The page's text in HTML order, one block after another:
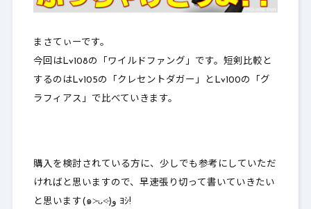
まさてぃーです。
今回はLv108の「ワイルドファング」です。短剣比較と
するのはLv105の「クレセントダガー」とLv100の「グ
ラフィアス」で比べていきます。
購入を検討されている方に、少しでも参考にしていただ
ければと思いますので、早速張り切って書いていきたい
と思います(๑˃̵ᴗ˂̵)و ﾖｼ!